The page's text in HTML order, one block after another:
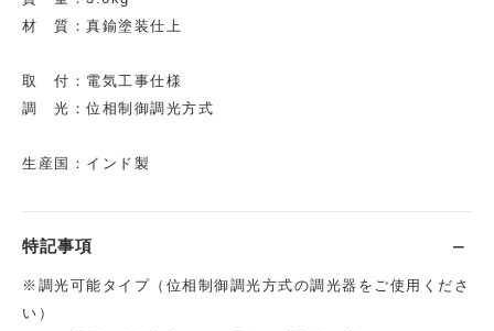
材 質：真鍮塗装仕上
取 付：電気工事仕様
調 光：位相制御調光方式
生産国：インド製
特記事項
※調光可能タイプ（位相制御調光方式の調光器をご使用くださ
い）